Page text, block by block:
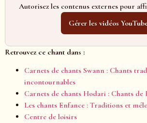
Autorisez les contenus externes pour
Gérer les vidéos
Retrouvez ce chant dans :
Carnets de chants Swann : Chants
incontournables
Carnets de chants Hodari : Chants de
Les chants Enfance : Traditions et
Centre de loisirs